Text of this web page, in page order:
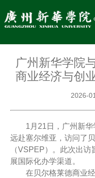
广州新华学院
商业经济与创
2026-
1月21日，广州新
远赴塞尔维亚，访问了
（VSPEP）。此次出
展国际化办学渠道。
在贝尔格莱德商业